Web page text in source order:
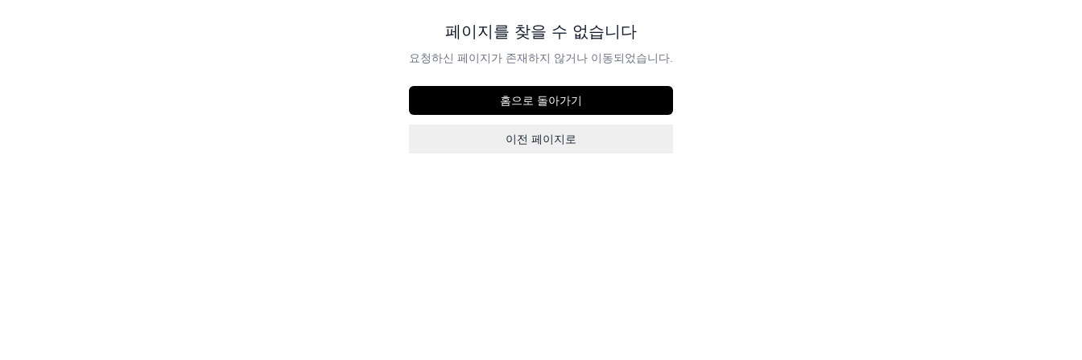
페이지를 찾을 수 없습니다
요청하신 페이지가 존재하지 않거나 이동되었습니다.
홈으로 돌아가기
이전 페이지로